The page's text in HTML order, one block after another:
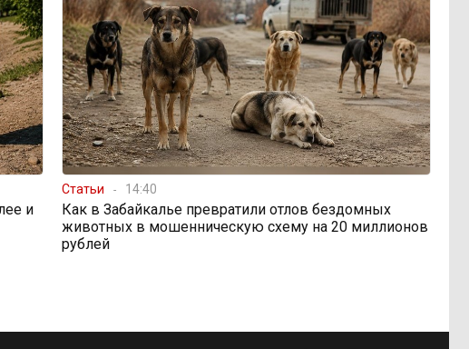
и
Статьи 14:40
Как в Забайкалье превратили отлов бездомных
животных в мошенническую схему на 20 миллионов
рублей